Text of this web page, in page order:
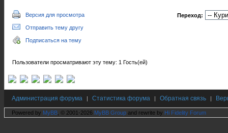
Версия для просмотра
Отправить тему другу
Подписаться на тему
Переход:
Пользователи просматривают эту тему: 1 Гость(ей)
Администрация форума | Статистика форума | Обратная связь |
Powered by MyBB , © 2001-2026 MyBB Group and rewrite by Hi Fidelity Forum